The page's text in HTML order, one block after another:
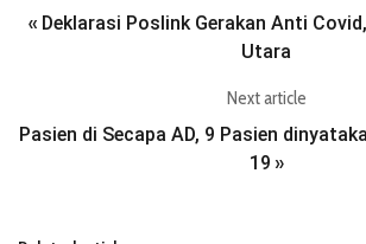
« Deklarasi Poslink Gerakan Anti
Utara
Next article
Pasien di Secapa AD, 9 Pasien
19 »